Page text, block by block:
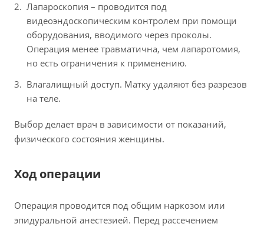
Лапароскопия – проводится под
видеоэндоскопическим контролем при помощи
оборудования, вводимого через проколы.
Операция менее травматична, чем лапаротомия,
но есть ограничения к применению.
Влагалищный доступ. Матку удаляют без разрезов
на теле.
Выбор делает врач в зависимости от показаний,
физического состояния женщины.
Ход операции
Операция проводится под общим наркозом или
эпидуральной анестезией. Перед рассечением